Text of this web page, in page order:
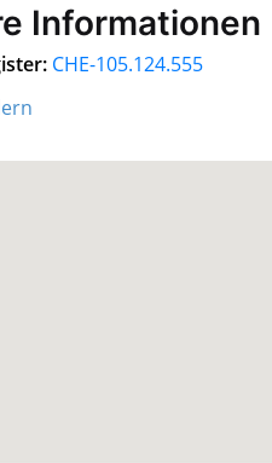
Informationen
CHE-105.124.555